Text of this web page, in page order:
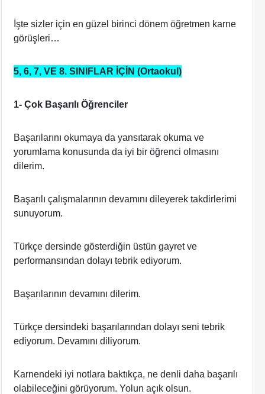
İşte sizler için en güzel birinci dönem öğretmen karne
görüşleri…
5, 6, 7, VE 8. SINIFLAR İÇİN (Ortaokul)
1- Çok Başarılı Öğrenciler
Başarılarını okumaya da yansıtarak okuma ve
yorumlama konusunda da iyi bir öğrenci olmasını
dilerim.
Başarılı çalışmalarının devamını dileyerek takdirlerimi
sunuyorum.
Türkçe dersinde gösterdiğin üstün gayret ve
performansından dolayı tebrik ediyorum.
Başarılarının devamını dilerim.
Türkçe dersindeki başarılarından dolayı seni tebrik
ediyorum. Devamını diliyorum.
Karnendeki iyi notlara baktıkça, ne denli daha başarılı
olabileceğini görüyorum. Yolun açık olsun.